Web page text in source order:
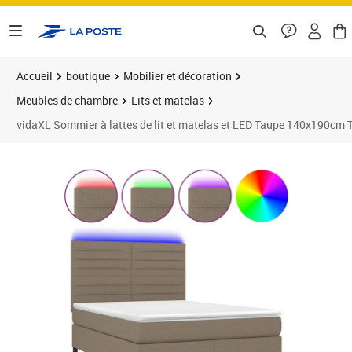
Accueil boutique
Mobilier et décoration
Meubles de chambre
Lits et matelas
vidaXL Sommier à lattes de lit et matelas et LED Taupe 140x190cm